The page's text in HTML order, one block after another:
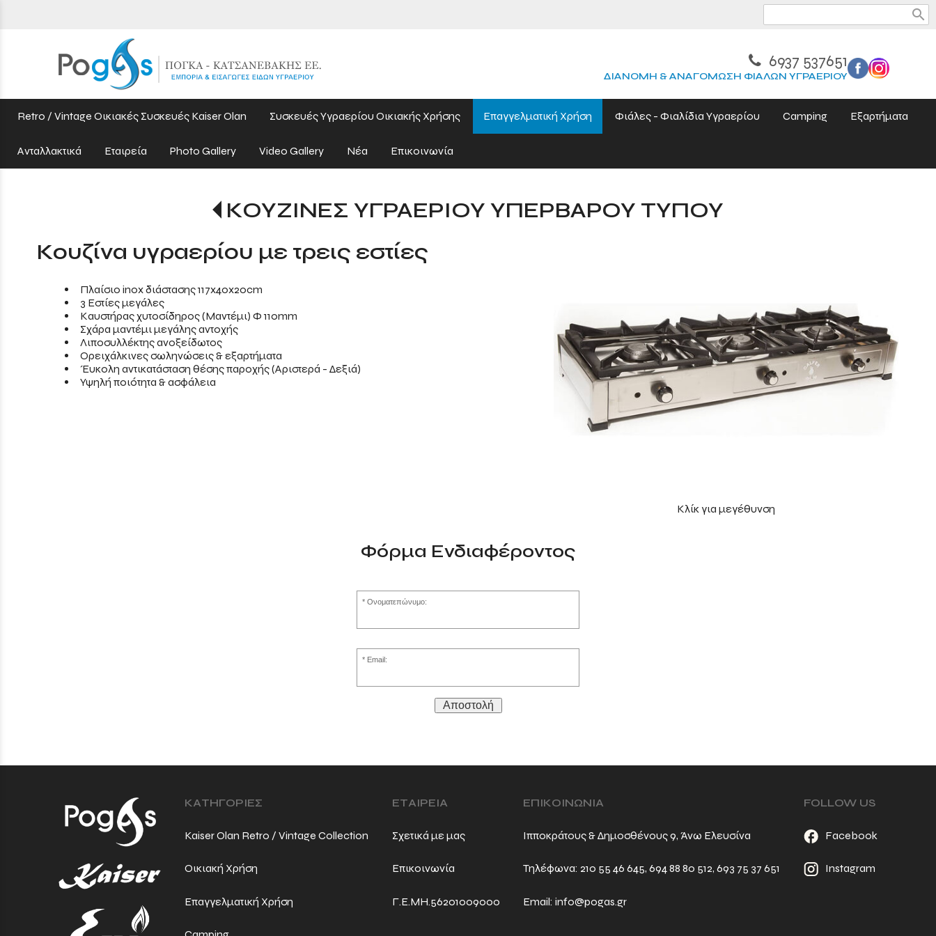
search
6937 537651
ΔΙΑΝΟΜΗ & ΑΝΑΓΟΜΩΣΗ ΦΙΑΛΩΝ ΥΓΡΑΕΡΙΟΥ
Retro / Vintage Οικιακές Συσκευές Kaiser Olan Συσκευές Υγραερίου Οικιακής Χρήσης Επαγγελματική Χρήση Φιάλες - Φιαλίδια Υγραερίου Camping Εξαρτήματα
Ανταλλακτικά Εταιρεία Photo Gallery Video Gallery Νέα Επικοινωνία
ΚΟΥΖΙΝΕΣ ΥΓΡΑΕΡΙΟΥ ΥΠΕΡΒΑΡΟΥ ΤΥΠΟΥ
Κουζίνα υγραερίου με τρεις εστίες
Πλαίσιο inox διάστασης 117x40x20cm
3 Εστίες μεγάλες
Καυστήρας χυτοσίδηρος (Μαντέμι) Φ 110mm
Σχάρα μαντέμι μεγάλης αντοχής
Λιποσυλλέκτης ανοξείδωτος
Ορειχάλκινες σωληνώσεις & εξαρτήματα
Έυκολη αντικατάσταση θέσης παροχής (Αριστερά - Δεξιά)
Υψηλή ποιότητα & ασφάλεια
Κλίκ για μεγέθυνση
Φόρμα Ενδιαφέροντος
Ονοματεπώνυμο:
Email:
Αποστολή
ΚΑΤΗΓΟΡΙΕΣ
Kaiser Olan Retro / Vintage Collection
Οικιακή Χρήση
Επαγγελματική Χρήση
ΕΤΑΙΡΕΙΑ
Σχετικά με μας
Επικοινωνία
Γ.Ε.ΜΗ.56201009000
ΕΠΙΚΟΙΝΩΝΙΑ
Ιπποκράτους & Δημοσθένους 9, Άνω Ελευσίνα
Τηλέφωνα: 210 55 46 645,694 88 80 512,693 75 37 651
Email:info@pogas.gr
FOLLOW US
Facebook
Instagram